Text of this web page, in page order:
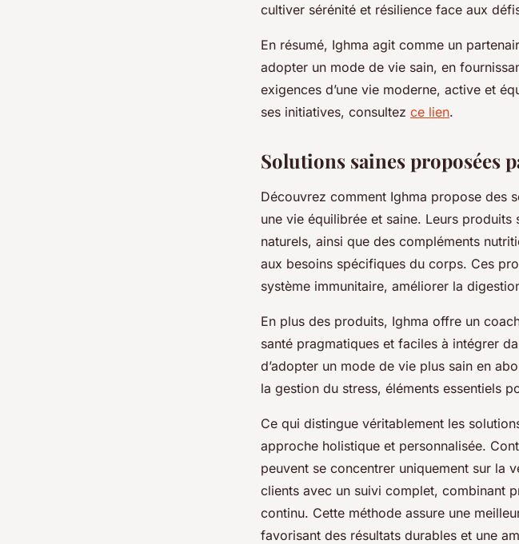
cultiver sérénité et résilience face aux
En résumé, Ighma agit comme un
adopter un mode de vie sain, en
exigences d’une vie moderne, active et
ses initiatives, consultez ce lien.
Solutions saines proposées
Découvrez comment Ighma propose des
une vie équilibrée et saine. Leurs produits
naturels, ainsi que des compléments
aux besoins spécifiques du corps. Ces
système immunitaire, améliorer la
En plus des produits, Ighma offre un
santé pragmatiques et faciles à intégrer
d’adopter un mode de vie plus sain en
la gestion du stress, éléments essentiels
Ce qui distingue véritablement les
approche holistique et personnalisée.
peuvent se concentrer uniquement sur la
clients avec un suivi complet, combinant
continu. Cette méthode assure une
favorisant des résultats durables et une